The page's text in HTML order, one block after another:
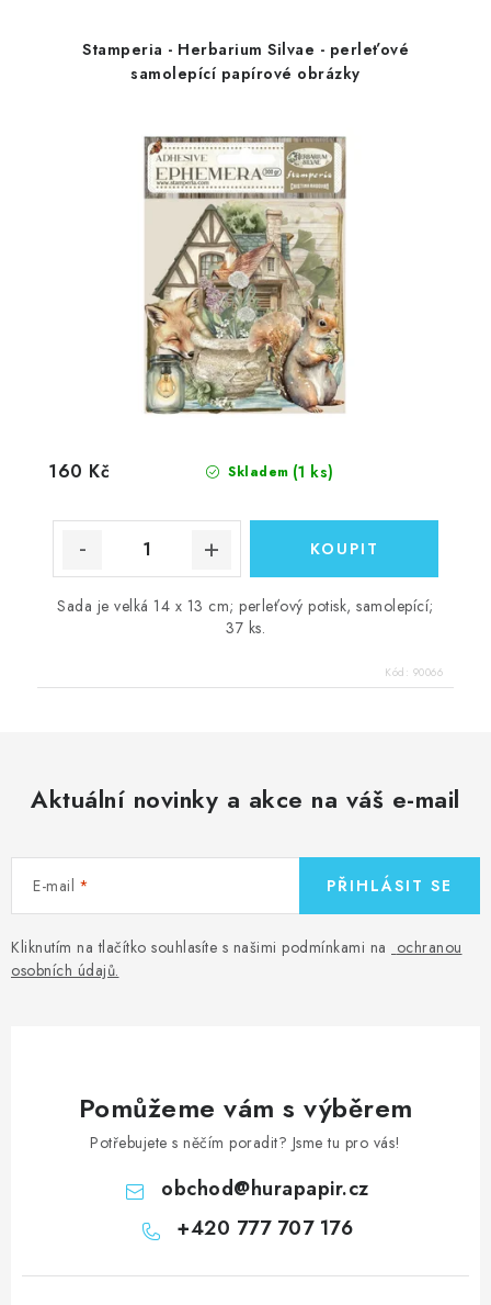
Stamperia - Herbarium Silvae - perleťové
samolepící papírové obrázky
Skladem (1 ks)
160 Kč
Sada je velká 14 x 13 cm; perleťový potisk, samolepící;
37 ks.
Kód: 90066
Aktuální novinky a akce na váš e-mail
E-mail
Kliknutím na tlačítko souhlasíte s našimi podmínkami na ochranou
osobních údajů.
PŘIHLÁSIT SE
Pomůžeme vám s výběrem
Potřebujete s něčím poradit? Jsme tu pro vás!
obchod@hurapapir.cz
+420 777 707 176